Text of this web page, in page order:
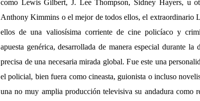
como Lewis Gilbert, J. Lee Thompson, Sidney Hayers, u
Anthony Kimmins o el mejor de todos ellos, el extraordinario
ellos de una valiosísima corriente de cine policíaco y
apuesta genérica, desarrollada de manera especial durante la
precisa de una necesaria mirada global. Fue este una
el policial, bien fuera como cineasta, guionista o incluso
una no muy amplia producción televisiva su andadura como